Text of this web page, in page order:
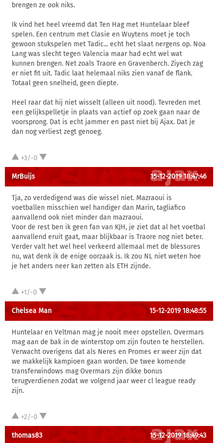
brengen ze ook niks.
Ik vind het heel vreemd dat Ten Hag met Huntelaar bleef
spelen. Een centrum met Clasie en Wuytens moet je toch
gewoon stukspelen met Tadic... echt het slaat nergens op. Noa
Lang was slecht tegen Valencia maar had echt wel wat
kunnen brengen. Net zoals Traore en Gravenberch. Ziyech zag
er niet fit uit. Tadic laat helemaal niks zien vanaf de flank.
Totaal geen snelheid, geen diepte.
Heel raar dat hij niet wisselt (alleen uit nood). Tevreden met
een gelijkspelletje in plaats van actief op zoek gaan naar de
voorsprong. Dat is echt jammer en past niet bij Ajax. Dat je
dan nog verliest zegt genoeg.
+3/-0
MrBuijs 15-12-2019 18:47:46
Tja, zo verdedigend was die wissel niet. Mazraoui is
voetballen misschien wel handiger dan Marin, tagliafico
aanvallend ook niet minder dan mazraoui.
Voor de rest ben ik geen fan van KJH, je ziet dat al het voetbal
aanvallend eruit gaat, maar blijkbaar is Traore nog niet beter.
Verder valt het wel heel verkeerd allemaal met de blessures
nu, wat denk ik de enige oorzaak is. Ik zou NL niet weten hoe
je het anders neer kan zetten als ETH zijnde.
+1/-0
Chelsea Man 15-12-2019 18:48:55
Huntelaar en Veltman mag je nooit meer opstellen. Overmars
mag aan de bak in de winterstop om zijn fouten te herstellen.
Verwacht overigens dat als Neres en Promes er weer zijn dat
we makkelijk kampioen gaan worden. De twee komende
transferwindows mag Overmars zijn dikke bonus
terugverdienen zodat we volgend jaar weer cl league ready
zijn.
+2/-0
thomas83 15-12-2019 18:49:43